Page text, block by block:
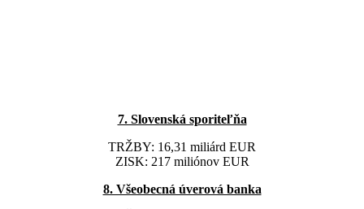
7. Slovenská sporiteľňa
TRŽBY: 16,31 miliárd EUR
ZISK: 217 miliónov EUR
8. Všeobecná úverová banka